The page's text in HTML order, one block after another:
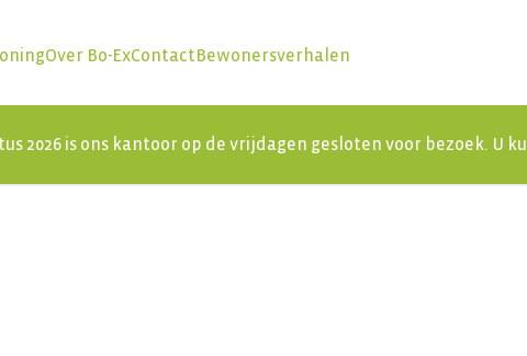
Over Bo-ExContactBewonersverhalen
2026 is ons kantoor op de vrijdagen gesloten voor bezoek. U